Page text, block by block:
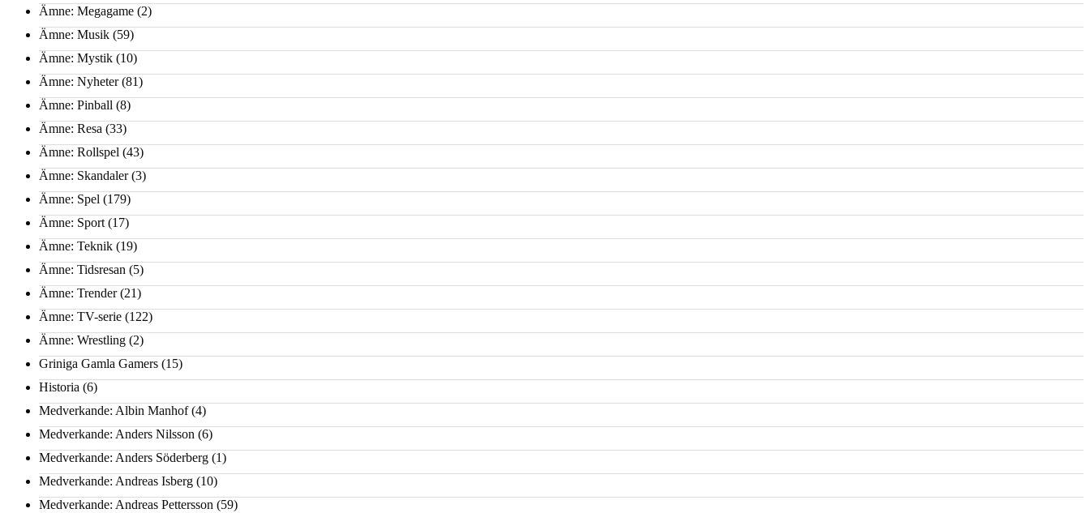
Ämne: Megagame (2)
Ämne: Musik (59)
Ämne: Mystik (10)
Ämne: Nyheter(81)
Ämne: Pinball (8)
Ämne: Resa (33)
Ämne: Rollspel (43)
Ämne: Skandaler(3)
Ämne: Spel (179)
Ämne: Sport (17)
Ämne: Teknik (19)
Ämne: Tidsresan (5)
Ämne: Trender(21)
Ämne: TV-serie (122)
Ämne: Wrestling (2)
Griniga Gamla Gamers (15)
Historia (6)
Medverkande: Albin Manhof(4)
Medverkande: Anders Nilsson (6)
Medverkande: Anders Söderberg (1)
Medverkande: Andreas Isberg (10)
Medverkande: Andreas Pettersson (59)